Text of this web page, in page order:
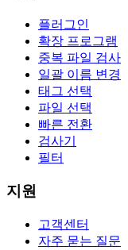
플러그인
확장 프로그램
중복 파일 검사
일괄 이름 변경
태그 선택
파일 선택
빠른 전환
검사기
필터
지원
고객센터
자주 묻는 질문